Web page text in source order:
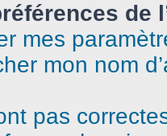
de
mes
mon nom
pas